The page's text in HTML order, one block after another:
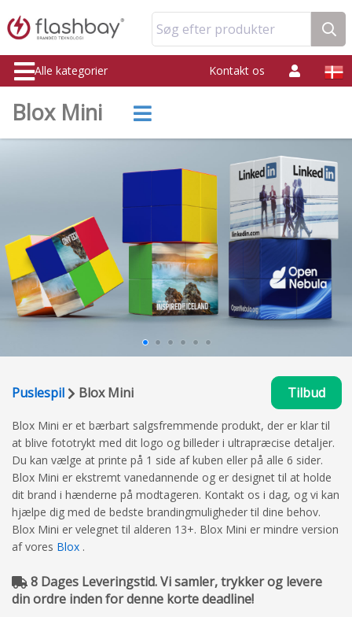
Søg efter produkter
Alle kategorier Kontakt os
Blox Mini
Puslespil Blox Mini Tilbud
Blox Mini er et bærbart salgsfremmende produkt, der er klar til
at blive fototrykt med dit logo og billeder i ultrapræcise detaljer.
Du kan vælge at printe på 1 side af kuben eller på alle 6 sider.
Blox Mini er ekstremt vanedannende og er designet til at holde
dit brand i hænderne på modtageren. Kontakt os i dag, og vi kan
hjælpe dig med de bedste brandingmuligheder til dine behov.
Blox Mini er velegnet til alderen 13+. Blox Mini er mindre version
af vores Blox .
8 Dages Leveringstid. Vi samler, trykker og levere
din ordre inden for denne korte deadline!